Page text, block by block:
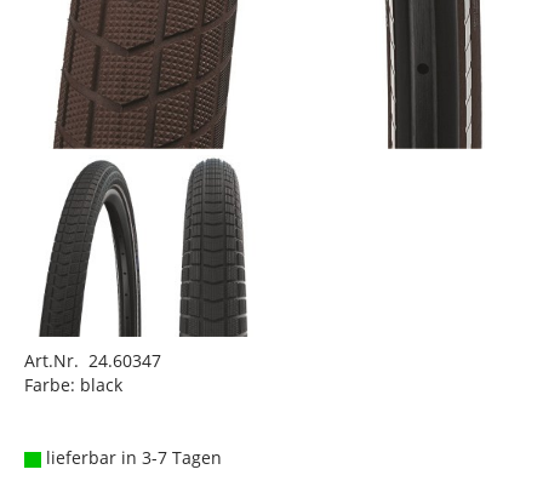
Art.Nr. 24.60347
Farbe: black
lieferbar in 3-7 Tagen